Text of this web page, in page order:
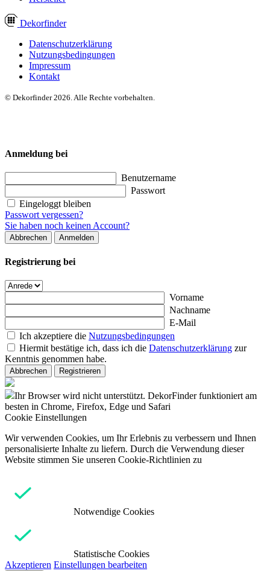
Dekorfinder
Datenschutzerklärung
Nutzungsbedingungen
Impressum
Kontakt
© Dekorfinder 2026. Alle Rechte vorbehalten.
Anmeldung bei
Benutzername
Passwort
Eingeloggt bleiben
Passwort vergessen?
Sie haben noch keinen Account?
Abbrechen Anmelden
Registrierung bei
Vorname
Nachname
E-Mail
Ich akzeptiere die Nutzungsbedingungen
Hiermit bestätige ich, dass ich die Datenschutzerklärung zur
Kenntnis genommen habe.
Abbrechen Registrieren
Ihr Browser wird nicht unterstützt. DekorFinder funktioniert am
besten in Chrome, Firefox, Edge und Safari
Cookie Einstellungen
Wir verwenden Cookies, um Ihr Erlebnis zu verbessern und Ihnen
personalisierte Inhalte zu liefern. Durch die Verwendung dieser
Website stimmen Sie unseren Cookie-Richtlinien zu
Notwendige Cookies
Statistische Cookies
Akzeptieren Einstellungen bearbeiten